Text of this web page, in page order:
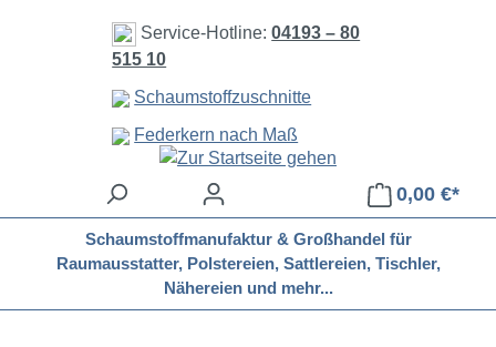
Zum Hauptinhalt springen
Service-Hotline:04193 – 80
515 10
Schaumstoffzuschnitte
Federkern nach Maß
0,00 €*
Schaumstoffmanufaktur & Großhandel für
Raumausstatter, Polstereien, Sattlereien, Tischler,
Nähereien und mehr...